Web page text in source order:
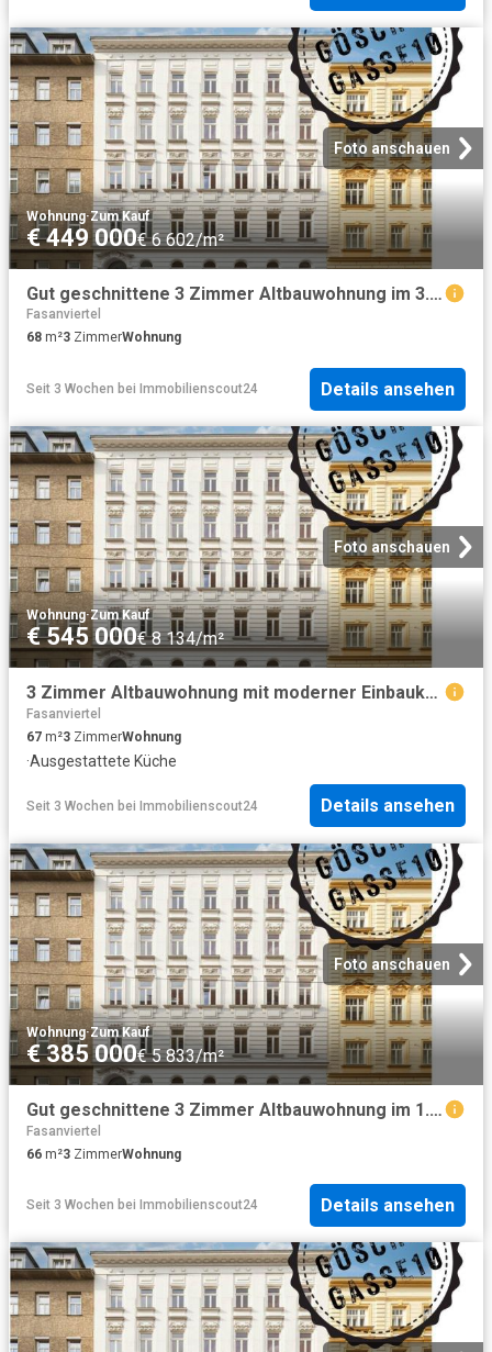
Foto anschauen
Wohnung·Zum Kauf
€ 449 000€ 6 602/m²
Gut geschnittene 3 Zimmer Altbauwohnung im 3. Liftstock | Balkonerrichtung im Preis inkludiert
Fasanviertel
68 m²3 ZimmerWohnung
Seit 3 Wochen bei Immobilienscout24 Details ansehen
Foto anschauen
Wohnung·Zum Kauf
€ 545 000€ 8 134/m²
3 Zimmer Altbauwohnung mit moderner Einbauküche | Balkonerrichtung im Preis inkludiert
Fasanviertel
67 m²3 ZimmerWohnung
·Ausgestattete Küche
Seit 3 Wochen bei Immobilienscout24 Details ansehen
Foto anschauen
Wohnung·Zum Kauf
€ 385 000€ 5 833/m²
Gut geschnittene 3 Zimmer Altbauwohnung im 1. Liftstock | Balkonerrichtung im Preis inkludiert
Fasanviertel
66 m²3 ZimmerWohnung
Seit 3 Wochen bei Immobilienscout24 Details ansehen